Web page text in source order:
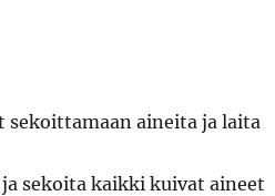
aineita ja laita
sekoita kaikki kuivat aineet